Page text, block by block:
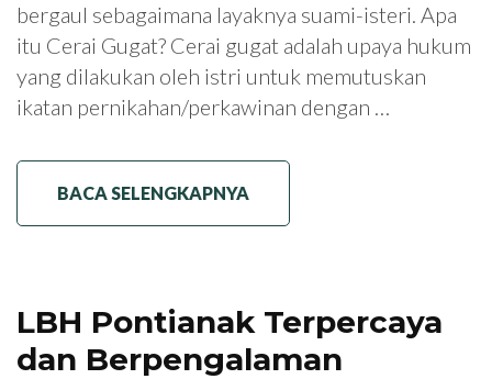
bergaul sebagaimana layaknya suami-isteri. Apa
itu Cerai Gugat? Cerai gugat adalah upaya hukum
yang dilakukan oleh istri untuk memutuskan
ikatan pernikahan/perkawinan dengan …
BACA SELENGKAPNYA
LBH Pontianak Terpercaya
dan Berpengalaman